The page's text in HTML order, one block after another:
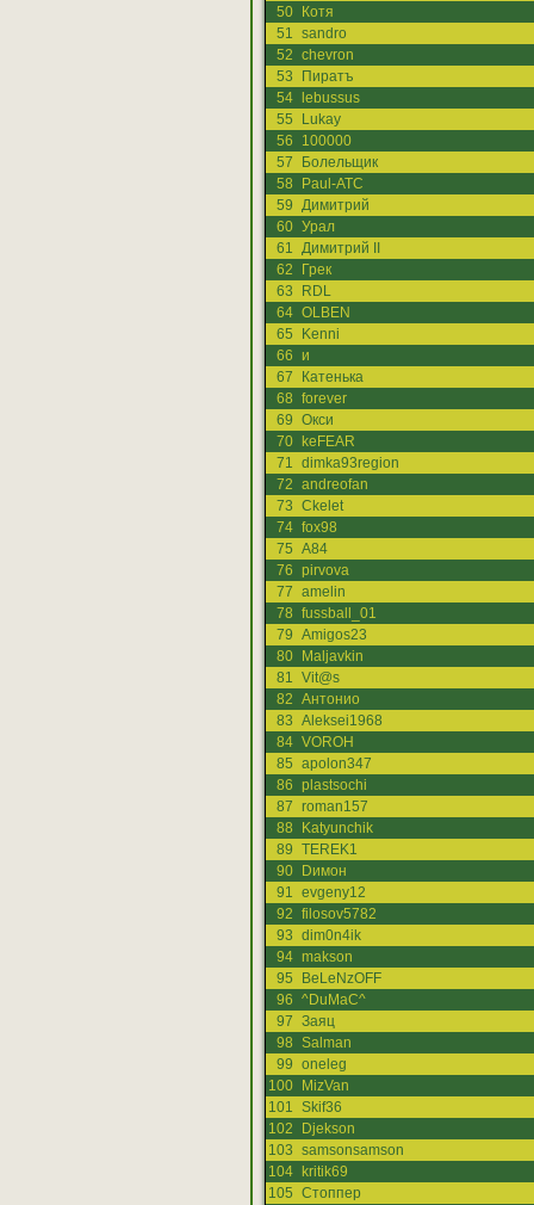
50
Котя
51 sandro
52 chevron
53
Пиратъ
54
lebussus
55
Lukay
56
100000
57
Болельщик
58
Paul-ATC
59 Димитрий
60 Урал
61 Димитрий II
62
Грек
63
RDL
64 OLBEN
65
Kenni
66 и
67
Катенька
68 forever
69 Окси
70
keFEAR
71 dimka93region
72 andreofan
73 Ckelet
74 fox98
75 А84
76 pirvova
77 amelin
78 fussball_01
79 Amigos23
80
Maljavkin
81 Vit@s
82 Антонио
83 Aleksei1968
84 VOROH
85 apolon347
86 plastsochi
87 roman157
88
Katyunchik
89 TEREK1
90
Dимон
91 evgeny12
92 filosov5782
93 dim0n4ik
94 makson
95
BeLeNzOFF
96 ^DuMaC^
97 Заяц
98 Salman
99 oneleg
100
MizVan
101 Skif36
102
Djekson
103 samsonsamson
104
kritik69
105 Стоппер